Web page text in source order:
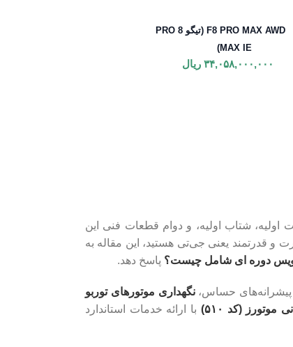
F8 PRO MAX AWD (تیگو 8 PRO
MAX IE)
۳۴,۰۵۸,۰۰۰,۰۰۰ ریال
شتاب اولیه، و دوام قطعات فنی این
چکاپ‌های فنی بستگی دارد. اگر شما هم مالک یکی از خودروهای آریزو ۶ پرو یا نسخه اسپرت و قدرتمند یعنی جی‌تی هستید، این مقاله به
دوره ای شامل چیست؟ پاسخ دهد.
پیشرانه‌های حساس،نگهداری موتورهای توربو
موتورز (کد ۵۱۰)
با ارائه خدمات استاندارد